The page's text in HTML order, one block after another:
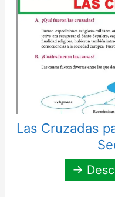
Las Cruzadas
→